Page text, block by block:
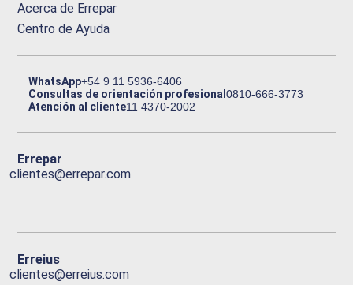
Acerca de Errepar
Centro de Ayuda
WhatsApp+54 9 11 5936-6406
Consultas de orientación profesional0810-666-3773
Atención al cliente11 4370-2002
Errepar
clientes@errepar.com
Erreius
clientes@erreius.com